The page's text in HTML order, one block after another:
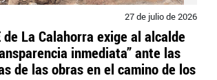
27 de julio de 2026
de La Calahorra exige al alcalde
inmediata” ante las
de las obras en el camino de los